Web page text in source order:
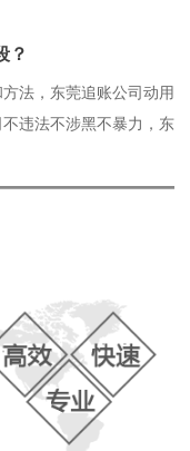
？
法，东莞追账公司动用
违法不涉黑不暴力，东